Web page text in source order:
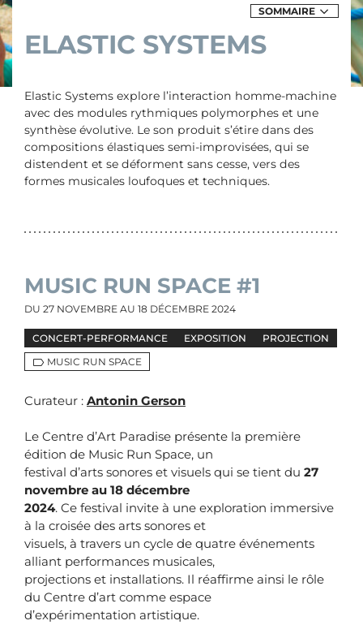
SOMMAIRE
DES
ÉVÈNEMENTS
ELASTIC SYSTEMS
Elastic Systems explore l’interaction homme-machine
avec des modules rythmiques polymorphes et une
synthèse évolutive. Le son produit s’étire dans des
compositions élastiques semi-improvisées, qui se
distendent et se déforment sans cesse, vers des
formes musicales loufoques et techniques.
MUSIC RUN SPACE #1
DU 27 NOVEMBRE AU 18 DÉCEMBRE 2024
CONCERT-PERFORMANCE EXPOSITION
PROJECTION
MUSIC RUN SPACE
Curateur : Antonin Gerson
Le Centre d’Art Paradise présente la première
édition de Music Run Space, un
festival d’arts sonores et visuels qui se tient du 27
novembre au 18 décembre
2024. Ce festival invite à une exploration immersive
à la croisée des arts sonores et
visuels, à travers un cycle de quatre événements
alliant performances musicales,
projections et installations. Il réaffirme ainsi le rôle
du Centre d’art comme espace
d’expérimentation artistique.